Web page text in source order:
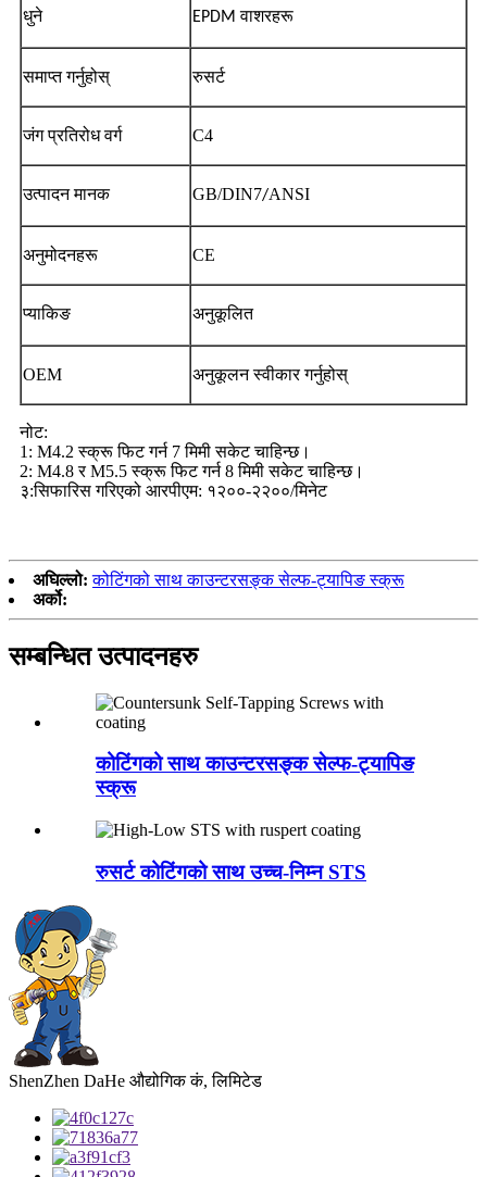
धुने EPDM वाशरहरू
समाप्त गर्नुहोस् रुसर्ट
जंग प्रतिरोध वर्ग C4
उत्पादन मानक GB/DIN7/ANSI
अनुमोदनहरू CE
प्याकिङ अनुकूलित
OEM अनुकूलन स्वीकार गर्नुहोस्
नोट:
1: M4.2 स्क्रू फिट गर्न 7 मिमी सकेट चाहिन्छ।
2: M4.8 र M5.5 स्क्रू फिट गर्न 8 मिमी सकेट चाहिन्छ।
३:सिफारिस गरिएको आरपीएम: १२००-२२००/मिनेट
अघिल्लो: कोटिंगको साथ काउन्टरसङ्क सेल्फ-ट्यापिङ स्क्रू
अर्को:
सम्बन्धित उत्पादनहरु
कोटिंगको साथ काउन्टरसङ्क सेल्फ-ट्यापिङ
स्क्रू
रुसर्ट कोटिंगको साथ उच्च-निम्न STS
ShenZhen DaHe औद्योगिक कं, लिमिटेड